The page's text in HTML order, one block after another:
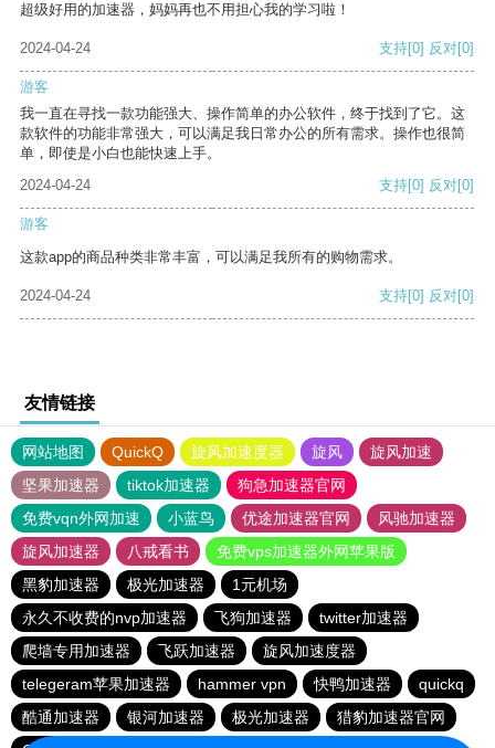
超级好用的加速器，妈妈再也不用担心我的学习啦！
2024-04-24 支持[0] 反对[0]
游客
我一直在寻找一款功能强大、操作简单的办公软件，终于找到了它。这
款软件的功能非常强大，可以满足我日常办公的所有需求。操作也很简
单，即使是小白也能快速上手。
2024-04-24
支持[0] 反对[0]
游客
这款app的商品种类非常丰富，可以满足我所有的购物需求。
2024-04-24 支持[0] 反对[0]
友情链接
网站地图 QuickQ 旋风加速度器 旋风
旋风加速
坚果加速器
tiktok加速器
狗急加速器官网
免费vqn外网加速
小蓝鸟 优途加速器官网
风驰加速器
旋风加速器
八戒看书
免费vps加速器外网苹果版
黑豹加速器
极光加速器
1元机场
永久不收费的nvp加速器
飞狗加速器
twitter加速器
爬墙专用加速器
飞跃加速器
旋风加速度器
telegeram苹果加速器
hammer vpn 快鸭加速器
quickq
酷通加速器
银河加速器 极光加速器
猎豹加速器官网